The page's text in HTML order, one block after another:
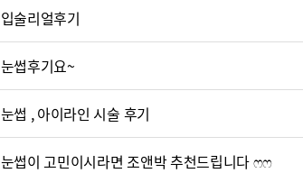
입술리얼후기
눈썹후기요~
눈썹 , 아이라인 시술 후기
눈썹이 고민이시라면 조앤박 추천드립니다 ෆෆ